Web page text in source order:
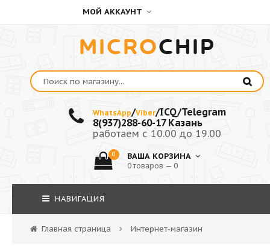
МОЙ АККАУНТ
MICROCHIP
WhatsApp/Viber/ICQ/Telegram
8(937)288-60-17 Казань
работаем с 10.00 до 19.00
0 ВАША КОРЗИНА
0 товаров — 0
НАВИГАЦИЯ
Главная страница Интернет-магазин